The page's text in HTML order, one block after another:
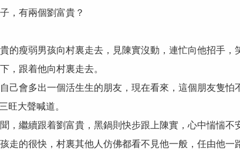
有兩個劉富貴？
瘦弱男孩向村裏走去，見陳實沒動，連忙向他招手，
跟着他向村裏走去。
會多出一個活生生的朋友，現在看來，這個朋友隻怕
大聲喊道。
繼續跟着劉富貴，黑鍋則快步跟上陳實，心中惴惴不
的很快，村裏其他人仿佛都看不見他一般，任由他一